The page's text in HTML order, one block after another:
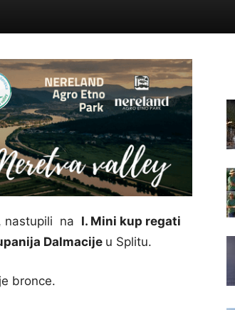
nastupili na I. Mini kup regati
Dalmacije u Splitu.
bronce.